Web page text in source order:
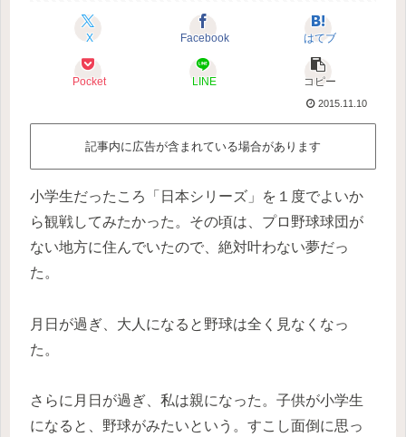
X Facebook はてブ
Pocket LINE コピー
2015.11.10
記事内に広告が含まれている場合があります
小学生だったころ「日本シリーズ」を１度でよいか
ら観戦してみたかった。その頃は、プロ野球球団が
ない地方に住んでいたので、絶対叶わない夢だっ
た。
月日が過ぎ、大人になると野球は全く見なくなっ
た。
さらに月日が過ぎ、私は親になった。子供が小学生
になると、野球がみたいという。すこし面倒に思っ